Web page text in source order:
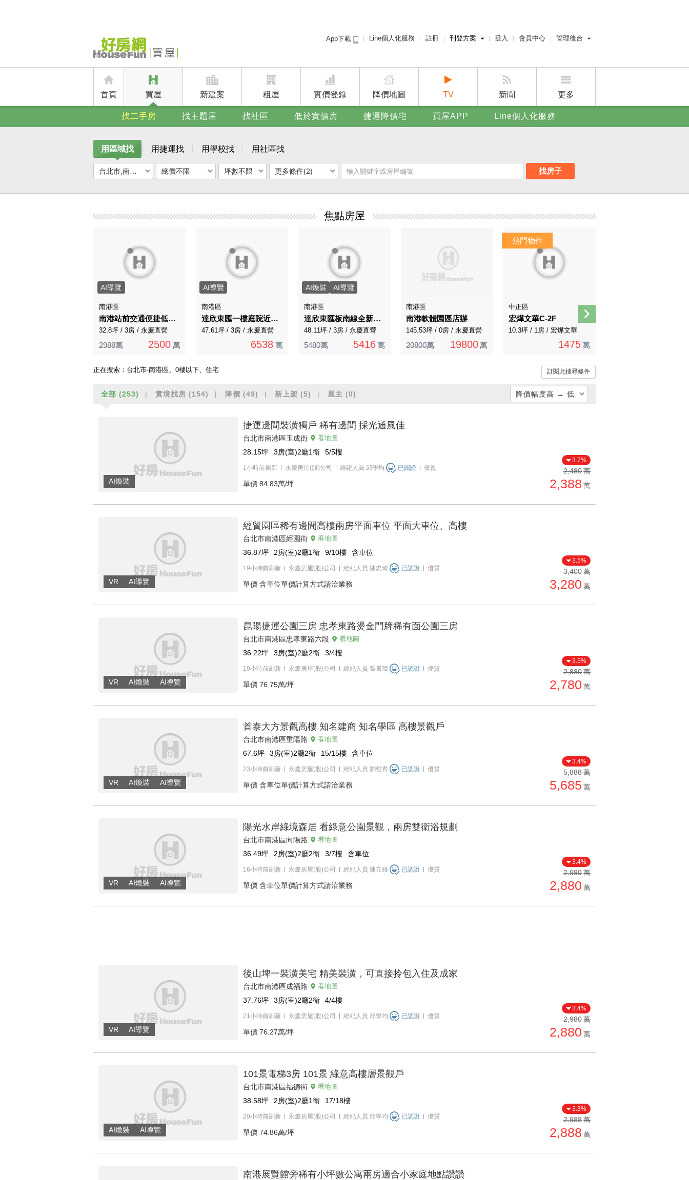
App下載 Line個人化服務 註冊 刊登方案
賣屋刊登
廣告刊登
登入 會員中心 管理後台
屋主管理後台
首頁 買屋 新建案 租屋 實價登錄 降價地圖 TV 新聞 更多
賣屋刊登
找二手房 找主題屋 找社區 低於實價房 捷運降價宅 買屋APP Line個人化服務
用區域找 用捷運找 用學校找 用社區找
總價不限 坪數不限 更多條件(2) 找房子
焦點房屋
AI導覽
南港區
南港站前交通便捷低總價置產首選
32.8坪 / 3房 / 永慶直營
2988萬 2500 萬
AI導覽
南港區
達欣東匯一樓庭院近捷運
47.61坪 / 3房 / 永慶直營
6538 萬
AI煥裝 AI導覽
南港區
達欣東匯板南線全新大三房都市美景河景盡收眼底
48.11坪 / 3房 / 永慶直營
5480萬 5416 萬
南港區
南港軟體園區店辦
145.53坪 / 0房 / 永慶直營
20800萬 19800 萬
中正區
宏燁文華C-2F
10.3坪 / 1房 / 宏燁文華
1475 萬
正在搜索： 台北市-南港區、0樓以下、住宅 訂閱此搜尋條件
全部 (253) 實境找房 (154) 降價 (49) 新上架 (5) 屋主 (0) 降價幅度高 → 低
單價高 → 低
降價幅度高 → 低
刷新時間舊 → 新
月熱門度高 → 低
捷運邊間裝潢獨戶 稀有邊間 採光通風佳
台北市南港區玉成街 看地圖
28.15坪 3房(室)2廳1衛 5/5樓
1小時前刷新 永慶房屋(股)公司 經紀人員 邱學均 已認證 優質
單價 84.83萬/坪
3.7%
2,480萬
2,388 萬
經貿園區稀有邊間高樓兩房平面車位 平面大車位、高樓
台北市南港區經園街 看地圖
36.87坪 2房(室)2廳1衛 9/10樓 含車位
19小時前刷新 永慶房屋(股)公司 經紀人員 陳忠琦 已認證 優質
單價 含車位單價計算方式請洽業務
3.5%
3,400萬
3,280 萬
昆陽捷運公園三房 忠孝東路燙金門牌稀有面公園三房
台北市南港區忠孝東路六段 看地圖
36.22坪 3房(室)2廳2衛 3/4樓
19小時前刷新 永慶房屋(股)公司 經紀人員 張書瑋 已認證 優質
單價 76.75萬/坪
3.5%
2,880萬
2,780 萬
首泰大方景觀高樓 知名建商 知名學區 高樓景觀戶
台北市南港區重陽路 看地圖
67.6坪 3房(室)2廳2衛 15/15樓 含車位
23小時前刷新 永慶房屋(股)公司 經紀人員 劉哲齊 已認證 優質
單價 含車位單價計算方式請洽業務
3.4%
5,888萬
5,685 萬
陽光水岸綠境森居 看綠意公園景觀，兩房雙衛浴規劃
台北市南港區向陽路 看地圖
36.49坪 2房(室)2廳2衛 3/7樓 含車位
16小時前刷新 永慶房屋(股)公司 經紀人員 陳立維 已認證 優質
單價 含車位單價計算方式請洽業務
3.4%
2,980萬
2,880 萬
後山埤一裝潢美宅 精美裝潢，可直接拎包入住及成家
台北市南港區成福路 看地圖
37.76坪 3房(室)2廳2衛 4/4樓
21小時前刷新 永慶房屋(股)公司 經紀人員 邱學均 已認證 優質
單價 76.27萬/坪
3.4%
2,980萬
2,880 萬
101景電梯3房 101景 綠意高樓層景觀戶
台北市南港區福德街 看地圖
38.58坪 2房(室)2廳1衛 17/18樓
20小時前刷新 永慶房屋(股)公司 經紀人員 邱學均 已認證 優質
單價 74.86萬/坪
3.3%
2,988萬
2,888 萬
南港展覽館旁稀有小坪數公寓兩房適合小家庭地點讚讚